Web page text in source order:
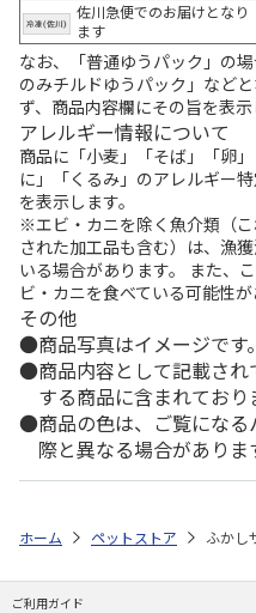
佐川急便でのお届けとなり
ます
なお、「普通ゆうパック」の
のみチルドゆうパック」など
ず、商品内容欄にその旨を表示
アレルギー情報について
商品に「小麦」「そば」「卵
に」「くるみ」のアレルギー
を表示します。
※エビ・カニを除く魚介類（
された加工品も含む）は、漁
いる場合があります。 また、
ビ・カニを食べている可能性が
その他
商品写真はイメージです。
商品内容として記載さ
する商品に含まれており
商品の色は、ご覧にな
際と異なる場合がありま
ホーム ペットストア ふかし
ご利用ガイド